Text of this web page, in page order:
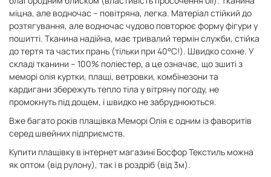
міцна, але водночас – повітряна, легка. Матеріал стійкий до
розтягування, але водночас чудово повторює форму фігури у
пошитті. Тканина надійна, має тривалий термін служби, стійка
до тертя та частих прань (тільки при 40°С!). Швидко сохне. У
складі тканини – 100% поліестер, а це означає, що зшиті з
меморі олія куртки, плащі, ветровки, комбінезони та
кардигани збережуть тепло тіла у вітряну погоду, не
промокнуть під дощем, і швидко не забруднюються.
Вже багато років плащівка Меморі Олія є одним із фаворитів
серед швейних підприємств.
Купити плащівку в інтернет магазині Босфор Текстиль можна
як оптом (від рулону), так і в роздріб (від 3м).